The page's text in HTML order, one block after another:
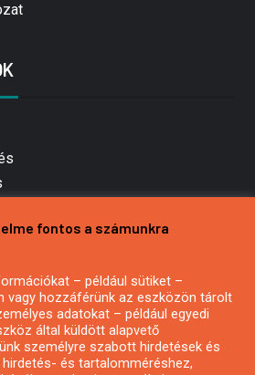
vagy hírlevél
fontos a számunkra
– például sütiket –
vagy hozzáférünk az eszközön tárolt
adatokat – például egyedi
által küldött alapvető
személyre szabott hirdetések és
és tartalomméréshez,